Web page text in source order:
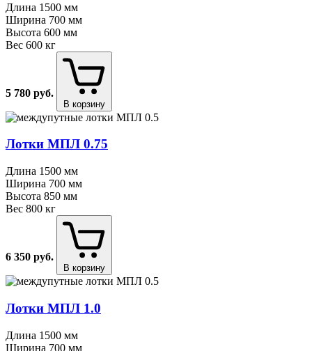
Длина 1500 мм
Ширина 700 мм
Высота 600 мм
Вес 600 кг
5 780 руб.
В корзину
Лотки МПЛ 0.75
Длина 1500 мм
Ширина 700 мм
Высота 850 мм
Вес 800 кг
6 350 руб.
В корзину
Лотки МПЛ 1.0
Длина 1500 мм
Ширина 700 мм